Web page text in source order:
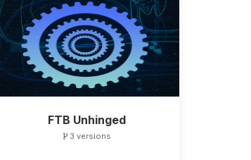
FTB Unhinged
3 versions